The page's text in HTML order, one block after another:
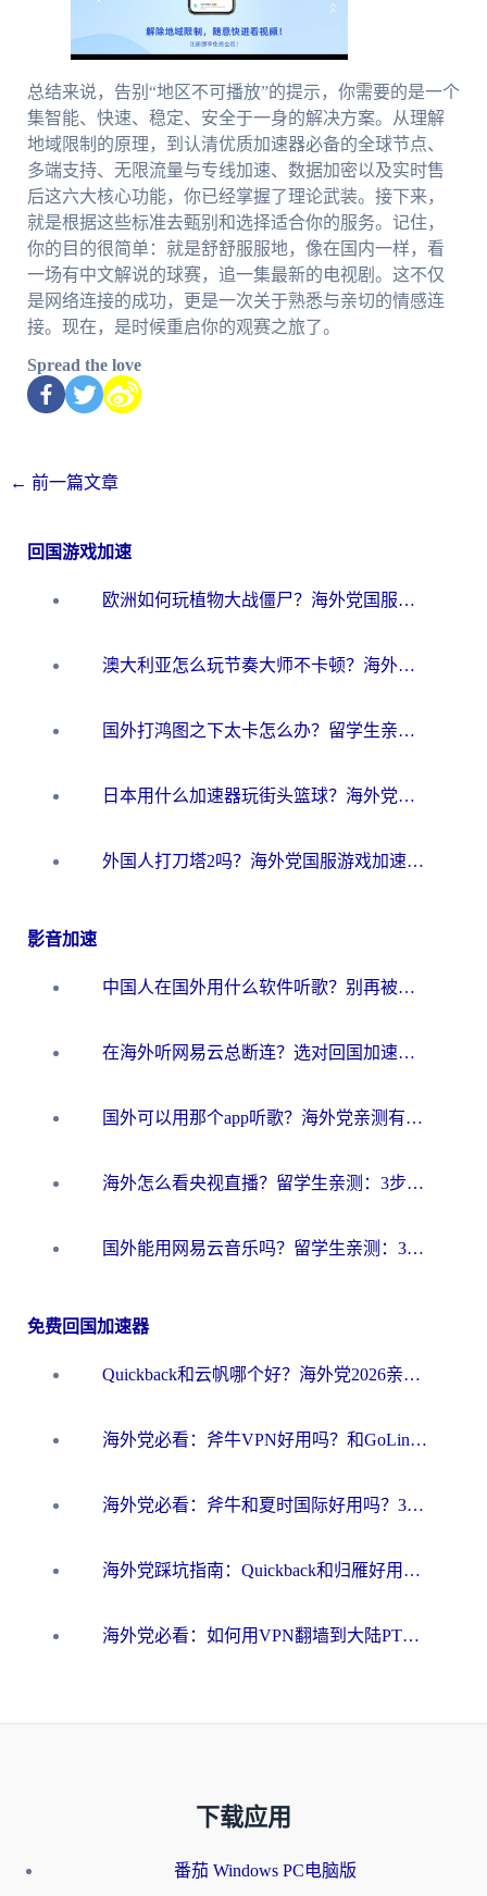
总结来说，告别“地区不可播放”的提示，你需要的是一个
集智能、快速、稳定、安全于一身的解决方案。从理解
地域限制的原理，到认清优质加速器必备的全球节点、
多端支持、无限流量与专线加速、数据加密以及实时售
后这六大核心功能，你已经掌握了理论武装。接下来，
就是根据这些标准去甄别和选择适合你的服务。记住，
你的目的很简单：就是舒舒服服地，像在国内一样，看
一场有中文解说的球赛，追一集最新的电视剧。这不仅
是网络连接的成功，更是一次关于熟悉与亲切的情感连
接。现在，是时候重启你的观赛之旅了。
Spread the love
← 前一篇文章
回国游戏加速
欧洲如何玩植物大战僵尸？海外党国服游戏加速避坑指南（附实测对比）
澳大利亚怎么玩节奏大师不卡顿？海外党国服游戏加速终极指南
国外打鸿图之下太卡怎么办？留学生亲测有效的国服游戏加速方案
日本用什么加速器玩街头篮球？海外党国服游戏不卡顿的终极攻略
外国人打刀塔2吗？海外党国服游戏加速避坑全攻略
影音加速
中国人在国外用什么软件听歌？别再被地域限制卡脖子，这篇教你轻松解锁国内音乐库
在海外听网易云总断连？选对回国加速器，告别地区限制和卡顿
国外可以用那个app听歌？海外党亲测有效的回国加速方案，轻松听国内音乐听书
海外怎么看央视直播？留学生亲测：3步解决版权限制+追剧自由
国外能用网易云音乐吗？留学生亲测：3步解决海外听歌难题
免费回国加速器
Quickback和云帆哪个好？海外党2026亲测指南：选对加速器大陆工具，无缝刷国内剧玩国服
海外党必看：斧牛VPN好用吗？和GoLinkVPN对比哪个回国效果更好？
海外党必看：斧牛和夏时国际好用吗？3步选对回国加速器，无缝刷国内资源
海外党踩坑指南：Quickback和归雁好用吗？选对加速器才能无缝刷国内资源
海外党必看：如何用VPN翻墙到大陆PTT？一篇解决你所有回国加速痛点
下载应用
番茄 Windows PC电脑版